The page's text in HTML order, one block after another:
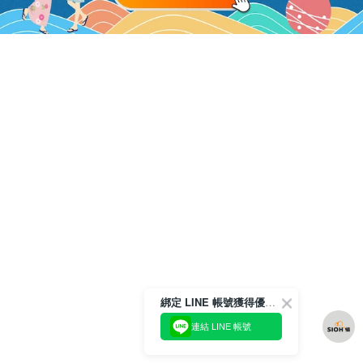
綁定 LINE 帳號獲得優惠券！
連結 LINE 帳號